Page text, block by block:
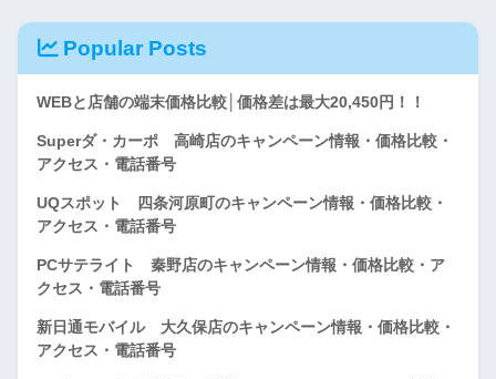
Popular Posts
WEBと店舗の端末価格比較│価格差は最大20,450円！！
Superダ・カーポ 高崎店のキャンペーン情報・価格比較・
アクセス・電話番号
UQスポット 四条河原町のキャンペーン情報・価格比較・
アクセス・電話番号
PCサテライト 秦野店のキャンペーン情報・価格比較・ア
クセス・電話番号
新日通モバイル 大久保店のキャンペーン情報・価格比較・
アクセス・電話番号